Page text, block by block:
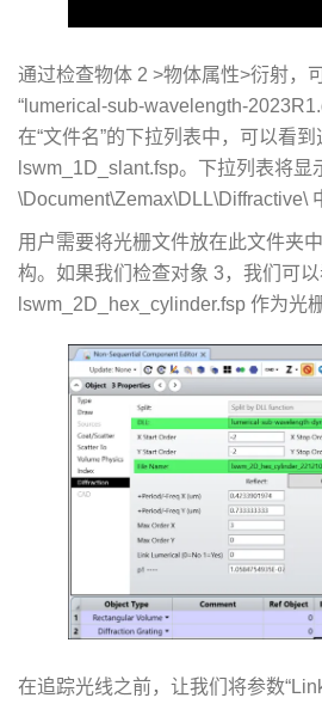
通过检查物体 2 >物体属性>衍射，
“lumerical-sub-wavelength-
在“文件名”的下拉列表中，可以看到
lswm_1D_slant.fsp。下拉列表将显
\Document\Zemax\DLL\Diffractive\
用户需要将光栅文件放在此文件夹
构。如果我们检查对象 3，我们可
lswm_2D_hex_cylinder.fsp 作为光
在追踪光线之前，让我们将参数